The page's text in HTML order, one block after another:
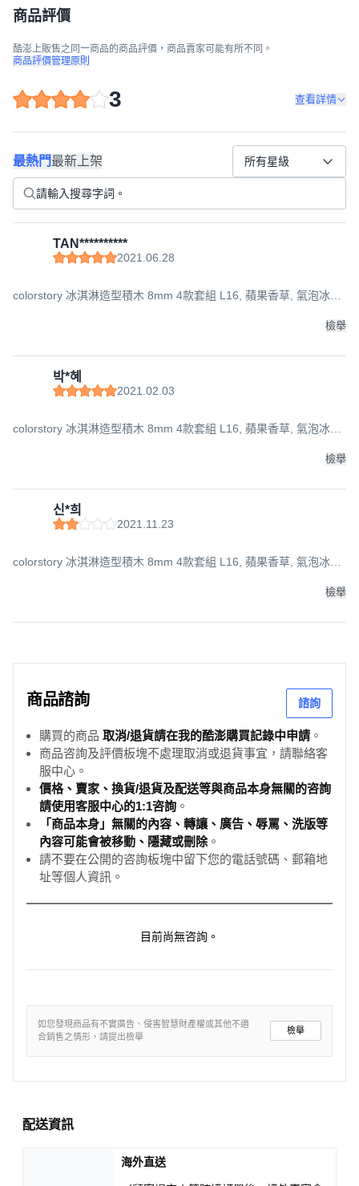
商品評價
酷澎上販售之同一商品的商品評價，商品賣家可能有所不同。
商品評價管理原則
3 查看詳情
最熱門最新上架 所有星級
TAN**********
2021.06.28
colorstory 冰淇淋造型積木 8mm 4款套組 L16, 蘋果香草, 氣泡冰淇
檢舉
박*혜
2021.02.03
colorstory 冰淇淋造型積木 8mm 4款套組 L16, 蘋果香草, 氣泡冰淇
檢舉
신*희
2021.11.23
colorstory 冰淇淋造型積木 8mm 4款套組 L16, 蘋果香草, 氣泡冰淇
檢舉
商品諮詢 諮詢
購買的商品 取消/退貨請在我的酷澎購買記錄中申請 。
商品咨詢及評價板塊不處理取消或退貨事宜，請聯絡客
服中心。
價格、賣家、換貨/退貨及配送等與商品本身無關的咨詢
請使用客服中心的1:1咨詢 。
「商品本身」無關的內容、轉讓、廣告、辱罵、洗版等
內容可能會被移動、隱藏或刪除。
請不要在公開的咨詢板塊中留下您的電話號碼、郵箱地
址等個人資訊。
目前尚無咨詢。
如您發現商品有不實廣告、侵害智慧財產權或其他不適
合銷售之情形，請提出檢舉
檢舉
配送資訊
海外直送